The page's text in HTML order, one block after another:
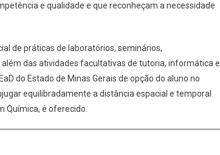
e qualidade e que reconheçam a necessidade
de práticas de laboratórios, seminários,
das atividades facultativas de tutoria, informática e
do Estado de Minas Gerais de opção do aluno no
equilibradamente a distância espacial e temporal
Química, é oferecido.